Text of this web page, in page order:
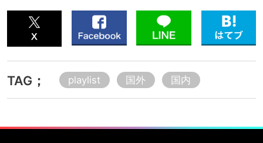
TAG； playlist 国外 国内